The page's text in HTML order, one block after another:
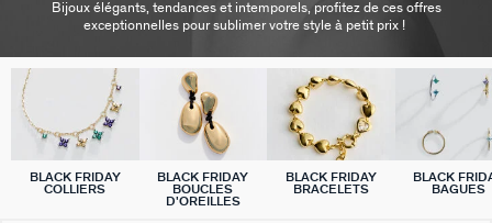
Bijoux élégants, tendances et intemporels, profitez de ces offres
exceptionnelles pour sublimer votre style à petit prix !
BLACK FRIDAY
COLLIERS
BLACK FRIDAY
BOUCLES
D'OREILLES
BLACK FRIDAY
BRACELETS
BLACK
BAGUES